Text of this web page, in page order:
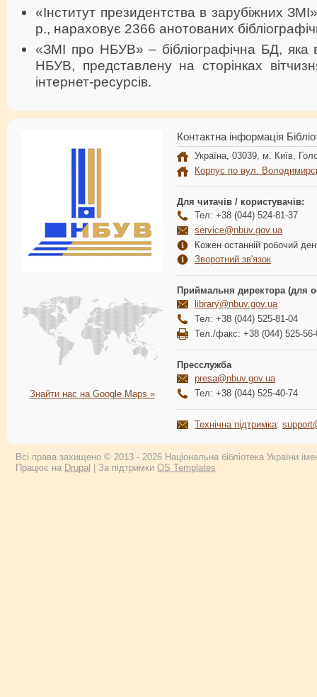
«Інститут президентства в зарубіжних
р., нараховує 2366 анотованих
«ЗМІ про НБУВ» – бібліографічна БД, яка
НБУВ, представлену на сторінках
інтернет-ресурсів.
Знайти нас на Google Maps »
Контактна інформація
Україна, 03039, м. Київ,
Корпус по вул.
Для читачів / користувачів:
Тел: +38 (044) 524-81-37
service@nbuv.gov.ua
Кожен останній робочий
Зворотний зв'язок
Приймальня директора (для
library@nbuv.gov.ua
Тел: +38 (044) 525-81-04
Тел./факс: +38 (044) 525-56-
Пресслужба
presa@nbuv.gov.ua
Тел: +38 (044) 525-40-74
Технічна підтримка:
Всі права захищено © 2013 - 2026 Національна бібліотека України
Працює на Drupal | За підтримки OS Templates